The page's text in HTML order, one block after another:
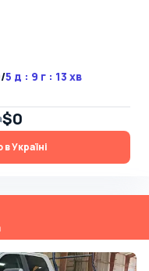
/5 д : 9 г : 13 хв
$0
Україні